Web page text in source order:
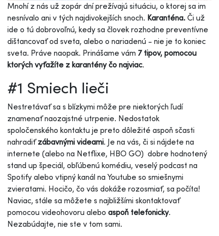
Mnohí z nás už zopár dní prežívajú situáciu, o ktorej sa im
nesnívalo ani v tých najdivokejších snoch. Karanténa. Či už
ide o tú dobrovoľnú, kedy sa človek rozhodne preventívne
dištancovať od sveta, alebo o nariadenú - nie je to koniec
sveta. Práve naopak. Prinášame vám 7 tipov, pomocou
ktorých vyťažíte z karantény čo najviac.
#1 Smiech lieči
Nestretávať sa s blízkymi môže pre niektorých ľudí
znamenať naozajstné utrpenie. Nedostatok
spoločenského kontaktu je preto dôležité aspoň sčasti
nahradiťzábavnými videami. Je na vás, či si nájdete na
internete (alebo na Netflixe, HBO GO) dobre hodnotený
stand up špeciál, obľúbenú komédiu, veselý podcast na
Spotify alebo vtipný kanál na Youtube so smiešnymi
zvieratami. Hocičo, čo vás dokáže rozosmiať, sa počíta!
Naviac, stále sa môžete s najbližšími skontaktovať
pomocou videohovoru alebo aspoň telefonicky.
Nezabúdajte, nie ste v tom sami.